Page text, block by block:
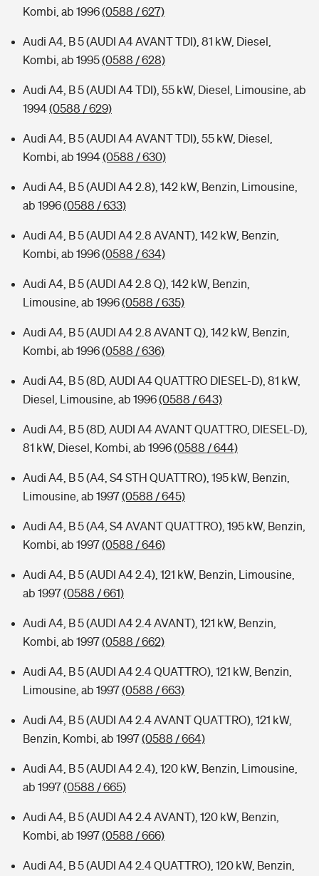
Kombi, ab 1996(0588 / 627)
Audi A4, B 5 (AUDI A4 AVANT TDI), 81 kW, Diesel,
Kombi, ab 1995(0588 / 628)
Audi A4, B 5 (AUDI A4 TDI), 55 kW, Diesel, Limousine, ab
1994(0588 / 629)
Audi A4, B 5 (AUDI A4 AVANT TDI), 55 kW, Diesel,
Kombi, ab 1994(0588 / 630)
Audi A4, B 5 (AUDI A4 2.8), 142 kW, Benzin, Limousine,
ab 1996(0588 / 633)
Audi A4, B 5 (AUDI A4 2.8 AVANT), 142 kW, Benzin,
Kombi, ab 1996(0588 / 634)
Audi A4, B 5 (AUDI A4 2.8 Q), 142 kW, Benzin,
Limousine, ab 1996(0588 / 635)
Audi A4, B 5 (AUDI A4 2.8 AVANT Q), 142 kW, Benzin,
Kombi, ab 1996(0588 / 636)
Audi A4, B 5 (8D, AUDI A4 QUATTRO DIESEL-D), 81 kW,
Diesel, Limousine, ab 1996(0588 / 643)
Audi A4, B 5 (8D, AUDI A4 AVANT QUATTRO, DIESEL-D),
81 kW, Diesel, Kombi, ab 1996(0588 / 644)
Audi A4, B 5 (A4, S4 STH QUATTRO), 195 kW, Benzin,
Limousine, ab 1997(0588 / 645)
Audi A4, B 5 (A4, S4 AVANT QUATTRO), 195 kW, Benzin,
Kombi, ab 1997(0588 / 646)
Audi A4, B 5 (AUDI A4 2.4), 121 kW, Benzin, Limousine,
ab 1997(0588 / 661)
Audi A4, B 5 (AUDI A4 2.4 AVANT), 121 kW, Benzin,
Kombi, ab 1997(0588 / 662)
Audi A4, B 5 (AUDI A4 2.4 QUATTRO), 121 kW, Benzin,
Limousine, ab 1997(0588 / 663)
Audi A4, B 5 (AUDI A4 2.4 AVANT QUATTRO), 121 kW,
Benzin, Kombi, ab 1997(0588 / 664)
Audi A4, B 5 (AUDI A4 2.4), 120 kW, Benzin, Limousine,
ab 1997(0588 / 665)
Audi A4, B 5 (AUDI A4 2.4 AVANT), 120 kW, Benzin,
Kombi, ab 1997(0588 / 666)
Audi A4, B 5 (AUDI A4 2.4 QUATTRO), 120 kW, Benzin,